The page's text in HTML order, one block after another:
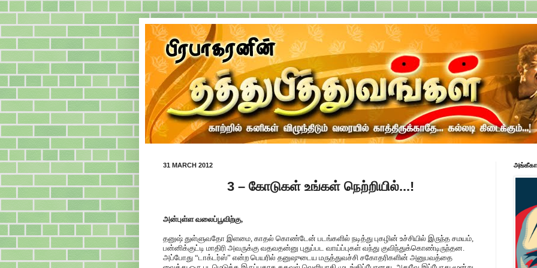
31 MARCH 2012
3 – கோடுகள் உங்கள் நெற்றியில்...!
அன்புள்ள வலைப்பூவிற்கு,
தனுஷ் துள்ளுவதோ இளமை, காதல் கொண்டேன் படங்களில் நடித்து புகழின் உச்சியில் இருந்த சமயம்,
பன்னிக்குட்டி மாதிரி அவருக்கு வதவதன்னு புதுப்பட வாய்ப்புகள் வந்து குவிந்துக்கொண்டிருந்தன.
அப்போது “டாக்டர்ஸ்” என்ற பெயரில் தனுஷுடைய மருத்துவச்சி சகோதரிகளின் அனுபவத்தை